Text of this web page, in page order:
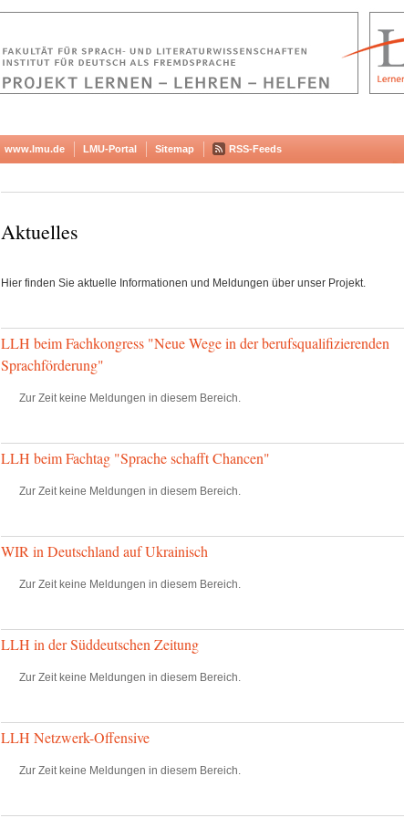
www.lmu.de LMU-Portal Sitemap RSS-Feeds
Aktuelles
Hier finden Sie aktuelle Informationen und Meldungen über unser Projekt.
LLH beim Fachkongress "Neue Wege in der berufsqualifizierenden
Sprachförderung"
Zur Zeit keine Meldungen in diesem Bereich.
LLH beim Fachtag "Sprache schafft Chancen"
Zur Zeit keine Meldungen in diesem Bereich.
WIR in Deutschland auf Ukrainisch
Zur Zeit keine Meldungen in diesem Bereich.
LLH in der Süddeutschen Zeitung
Zur Zeit keine Meldungen in diesem Bereich.
LLH Netzwerk-Offensive
Zur Zeit keine Meldungen in diesem Bereich.